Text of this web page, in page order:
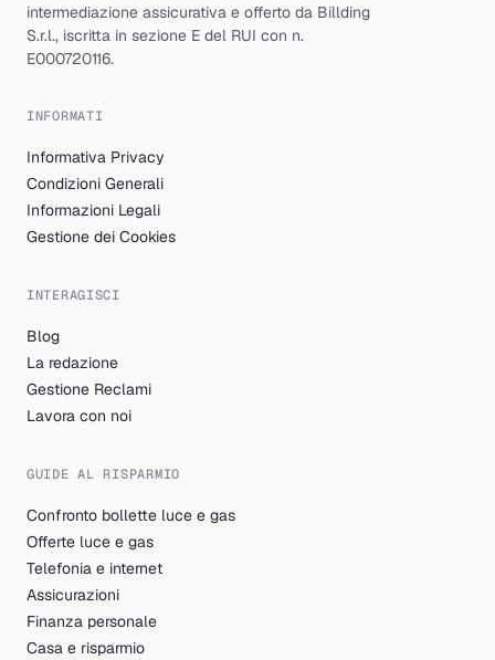
intermediazione assicurativa e offerto da Billding
S.r.l., iscritta in sezione E del RUI con n.
E000720116.
INFORMATI
Informativa Privacy
Condizioni Generali
Informazioni Legali
Gestione dei Cookies
INTERAGISCI
Blog
La redazione
Gestione Reclami
Lavora con noi
GUIDE AL RISPARMIO
Confronto bollette luce e gas
Offerte luce e gas
Telefonia e internet
Assicurazioni
Finanza personale
Casa e risparmio